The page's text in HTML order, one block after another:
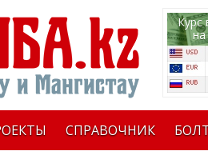
Курс
на
СПРАВОЧНИК